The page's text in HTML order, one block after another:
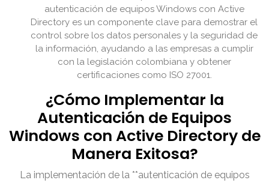
autenticación de equipos Windows con Active
Directory es un componente clave para demostrar el
control sobre los datos personales y la seguridad de
la información, ayudando a las empresas a cumplir
con la legislación colombiana y obtener
certificaciones como ISO 27001.
¿Cómo Implementar la
Autenticación de Equipos
Windows con Active Directory de
Manera Exitosa?
La implementación de la **autenticación de equipos